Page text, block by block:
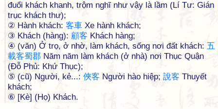
đuổi khách khanh, trộm nghĩ như vậy là lầm (Lí Tư: Gián
trục khách thư);
② Hành khách: 客車 Xe hành khách;
③ Khách (hàng): 顧客 Khách hàng;
④ (văn) Ở trọ, ở nhờ, làm khách, sống nơi đất khách: 五
載客蜀郡 Năm năm làm khách (ở nhà) nơi Thục Quận
(Đỗ Phủ: Khứ Thục);
⑤ (cũ) Người, kẻ...: 俠客 Người hào hiệp; 說客 Thuyết
khách;
⑥ [Kè] (Họ) Khách.